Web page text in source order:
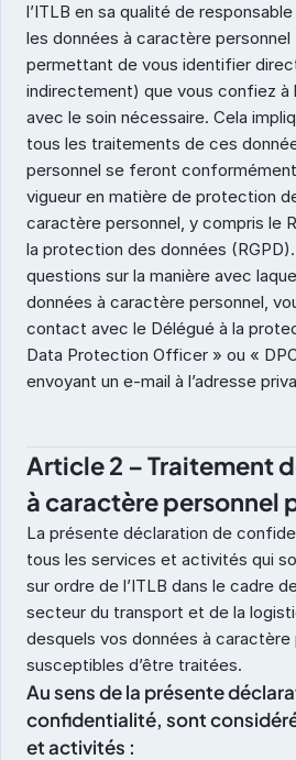
l’ITLB en sa qualité de
les données à caractère personnel
permettant de vous identifier
indirectement) que vous confiez à
avec le soin nécessaire. Cela
tous les traitements de ces
personnel se feront
vigueur en matière de protection
caractère personnel, y compris le
la protection des données
questions sur la manière avec
données à caractère personnel,
contact avec le Délégué à la
Data Protection Officer » ou «
envoyant un e-mail à l’adresse
Article 2 – Traitement
à caractère personnel
La présente déclaration de
tous les services et activités qui
sur ordre de l’ITLB dans le cadre
secteur du transport et de la
desquels vos données à caractère
susceptibles d’être traitées.
Au sens de la présente
confidentialité, sont
et activités :